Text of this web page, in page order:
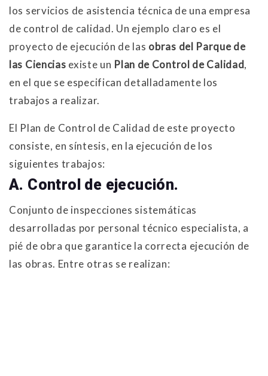
los servicios de asistencia técnica de una empresa
de control de calidad. Un ejemplo claro es el
proyecto de ejecución de las obras del Parque de
las Ciencias existe un Plan de Control de Calidad,
en el que se especifican detalladamente los
trabajos a realizar.
El Plan de Control de Calidad de este proyecto
consiste, en síntesis, en la ejecución de los
siguientes trabajos:
A. Control de ejecución.
Conjunto de inspecciones sistemáticas
desarrolladas por personal técnico especialista, a
pié de obra que garantice la correcta ejecución de
las obras. Entre otras se realizan: